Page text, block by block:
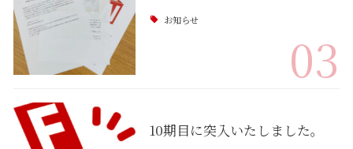
お知らせ
03
10期目に突入いたしました。